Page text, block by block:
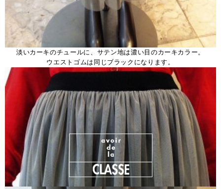
淡いカーキのチュールに、サテン地は濃い目のカーキカラー。
ウエストゴムは同じブラックになります。